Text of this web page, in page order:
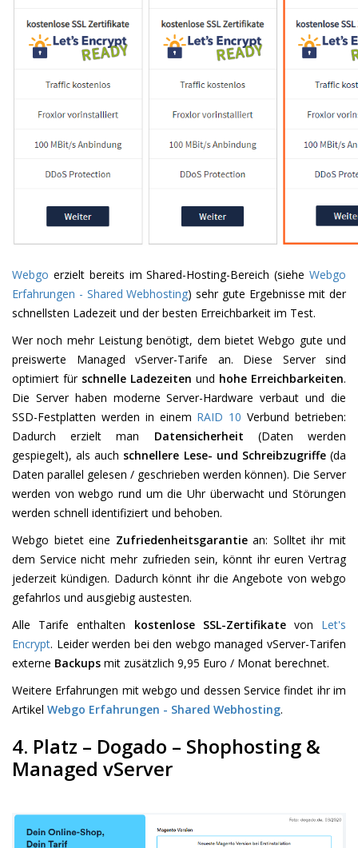
Webgo erzielt bereits im Shared-Hosting-Bereich (siehe Webgo
Erfahrungen - Shared Webhosting) sehr gute Ergebnisse mit der
schnellsten Ladezeit und der besten Erreichbarkeit im Test.
Wer noch mehr Leistung benötigt, dem bietet Webgo gute und
preiswerte Managed vServer-Tarife an. Diese Server sind
optimiert für schnelle Ladezeiten und hohe Erreichbarkeiten.
Die Server haben moderne Server-Hardware verbaut und die
SSD-Festplatten werden in einem RAID 10 Verbund betrieben:
Dadurch erzielt man Datensicherheit (Daten werden
gespiegelt), als auch schnellere Lese- und Schreibzugriffe(da
Daten parallel gelesen / geschrieben werden können). Die Server
werden von webgo rund um die Uhr überwacht und Störungen
werden schnell identifiziert und behoben.
Webgo bietet eine Zufriedenheitsgarantiean: Solltet ihr mit
dem Service nicht mehr zufrieden sein, könnt ihr euren Vertrag
jederzeit kündigen. Dadurch könnt ihr die Angebote von webgo
gefahrlos und ausgiebig austesten.
Alle Tarife enthalten kostenlose SSL-Zertifikatevon Let's
Encrypt. Leider werden bei den webgo managed vServer-Tarifen
externe Backups mit zusätzlich 9,95 Euro / Monat berechnet.
Weitere Erfahrungen mit webgo und dessen Service findet ihr im
Artikel Webgo Erfahrungen - Shared Webhosting.
4. Platz – Dogado – Shophosting &
Managed vServer